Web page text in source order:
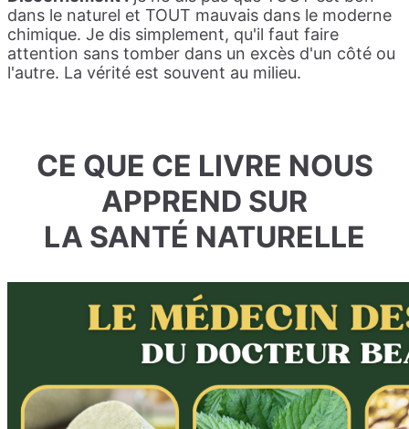
dans le naturel et TOUT mauvais dans le moderne
chimique. Je dis simplement, qu'il faut faire
attention sans tomber dans un excès d'un côté ou
l'autre. La vérité est souvent au milieu.
CE QUE CE LIVRE NOUS
APPREND SUR
LA SANTÉ NATURELLE